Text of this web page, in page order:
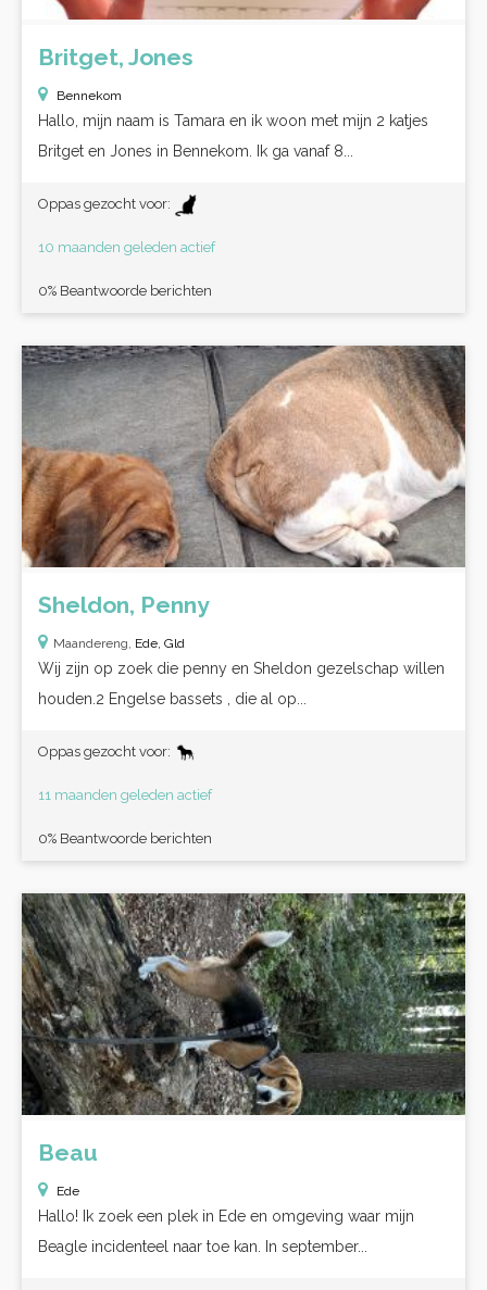
Britget, Jones
Bennekom
Hallo, mijn naam is Tamara en ik woon met mijn 2 katjes
Britget en Jones in Bennekom. Ik ga vanaf 8...
Oppas gezocht voor:
10 maanden geleden actief
0% Beantwoorde berichten
Sheldon, Penny
Maandereng, Ede, Gld
Wij zijn op zoek die penny en Sheldon gezelschap willen
houden.2 Engelse bassets , die al op...
Oppas gezocht voor:
11 maanden geleden actief
0% Beantwoorde berichten
Beau
Ede
Hallo! Ik zoek een plek in Ede en omgeving waar mijn
Beagle incidenteel naar toe kan. In september...